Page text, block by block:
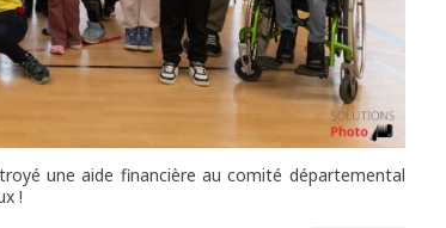
une aide financière au comité départemental
!